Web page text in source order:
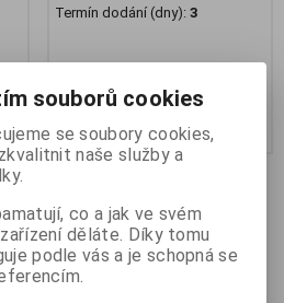
Termín dodání (dny): 3
1 021 Kč (bez DPH:)
Koupit
souborů cookies
se soubory cookies,
naše služby a
co a jak ve svém
děláte. Díky tomu
podle vás a je schopná se